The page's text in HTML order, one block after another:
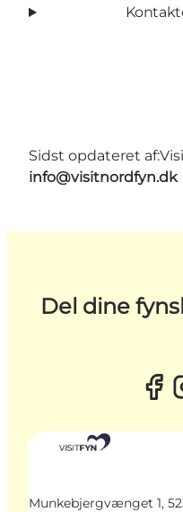
Sidst opdateret af:
info@visitnordfyn.dk
Del dine
Munkebjergvænget 1,